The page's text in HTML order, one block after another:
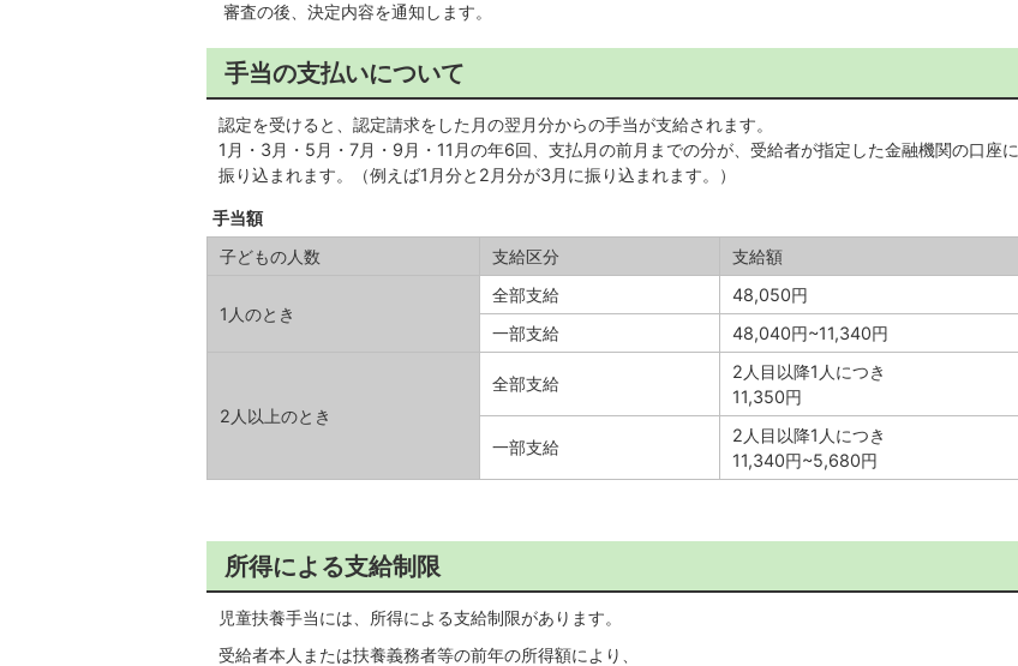
審査の後、決定内容を通知します。
手当の支払いについて
認定を受けると、認定請求をした月の翌月分からの手当が支給されます。
1月・3月・5月・7月・9月・11月の年6回、支払月の前月までの分が、受給者が指定した金融機関の口座に
振り込まれます。（例えば1月分と2月分が3月に振り込まれます。）
手当額
子どもの人数
支給区分 支給額
1人のとき
全部支給
48,050円
一部支給
48,040円~11,340円
2人以上のとき
全部支給
2人目以降1人につき
11,350円
一部支給
2人目以降1人につき
11,340円~5,680円
所得による支給制限
児童扶養手当には、所得による支給制限があります。
受給者本人または扶養義務者等の前年の所得額により、